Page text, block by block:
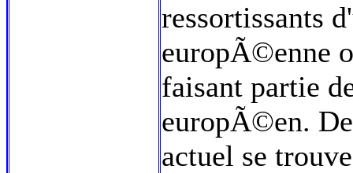
ressortissants
europÃ©enne
faisant partie
europÃ©en.
actuel se